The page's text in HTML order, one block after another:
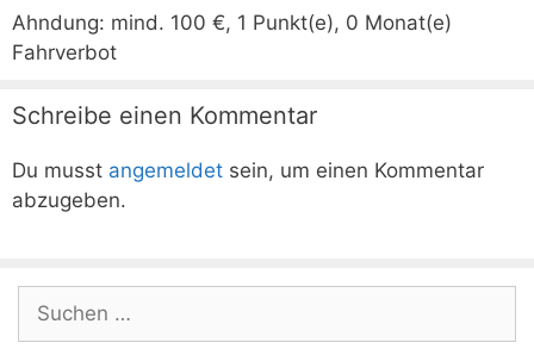
Ahndung: mind. 100 €, 1 Punkt(e), 0 Monat(e)
Fahrverbot
Schreibe einen Kommentar
Du musst angemeldet sein, um einen Kommentar
abzugeben.
nach: